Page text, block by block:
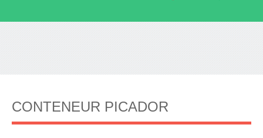
CONTENEUR PICADOR